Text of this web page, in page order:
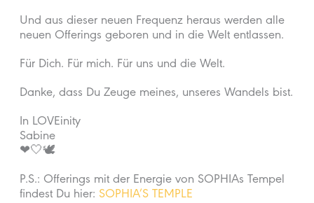
Und aus dieser neuen Frequenz heraus werden alle
neuen Offerings geboren und in die Welt entlassen.
Für Dich. Für mich. Für uns und die Welt.
Danke, dass Du Zeuge meines, unseres Wandels bist.
In LOVEinity
Sabine
❤🤍🕊
P.S.: Offerings mit der Energie von SOPHIAs Tempel
findest Du hier: SOPHIA’S TEMPLE